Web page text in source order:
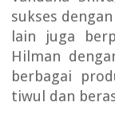
sukses
lain juga
Hilman
berbagai
tiwul dan